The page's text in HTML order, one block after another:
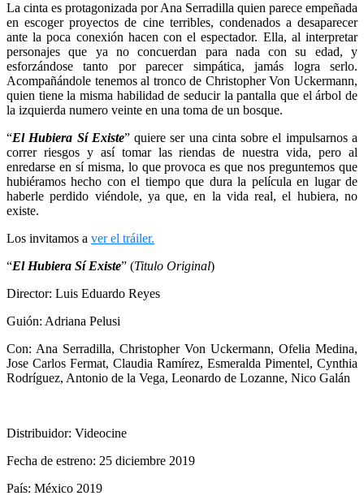
La cinta es protagonizada por Ana Serradilla quien parece empeñada
en escoger proyectos de cine terribles, condenados a desaparecer
ante la poca conexión hacen con el espectador. Ella, al interpretar
personajes que ya no concuerdan para nada con su edad, y
esforzándose tanto por parecer simpática, jamás logra serlo.
Acompañándole tenemos al tronco de Christopher Von Uckermann,
quien tiene la misma habilidad de seducir la pantalla que el árbol de
la izquierda numero veinte en una toma de un bosque.
“El Hubiera Sí Existe” quiere ser una cinta sobre el impulsarnos a
correr riesgos y así tomar las riendas de nuestra vida, pero al
enredarse en sí misma, lo que provoca es que nos preguntemos que
hubiéramos hecho con el tiempo que dura la película en lugar de
haberle perdido viéndole, ya que, en la vida real, el hubiera, no
existe.
Los invitamos a ver el tráiler.
“El Hubiera Sí Existe” (Titulo Original)
Director: Luis Eduardo Reyes
Guión: Adriana Pelusi
Con: Ana Serradilla, Christopher Von Uckermann, Ofelia Medina,
Jose Carlos Fermat, Claudia Ramírez, Esmeralda Pimentel, Cynthia
Rodríguez, Antonio de la Vega, Leonardo de Lozanne, Nico Galán
Distribuidor: Videocine
Fecha de estreno: 25 diciembre 2019
País: México 2019